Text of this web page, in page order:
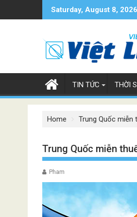
Saturday, August 8, 2026
TIN TỨC THỜI
Home Trung Quốc miễn
Trung Quốc miễn
Pham